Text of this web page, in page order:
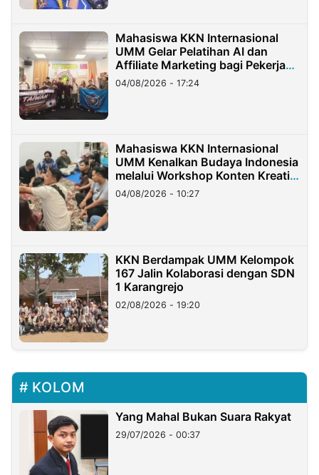
Mahasiswa KKN Internasional
UMM Gelar Pelatihan AI dan
Affiliate Marketing bagi Pekerja
Migran Indonesia di Taiwan
04/08/2026 - 17:24
Mahasiswa KKN Internasional
UMM Kenalkan Budaya Indonesia
melalui Workshop Konten Kreatif
di Taiwan
04/08/2026 - 10:27
KKN Berdampak UMM Kelompok
167 Jalin Kolaborasi dengan SDN
1 Karangrejo
02/08/2026 - 19:20
KOLOM
Yang Mahal Bukan Suara Rakyat
29/07/2026 - 00:37